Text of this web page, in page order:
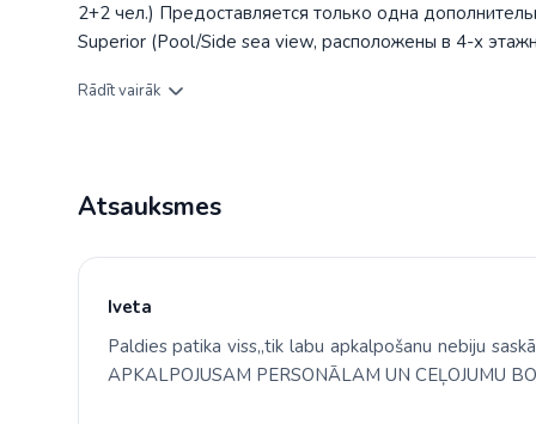
2+2 чел.) Предоставляется только одна
Superior (Pool/Side sea view, расположены в 4-х
раскладная кровать!
Развлечения и спорт
бочче: бесплатно
водное поло (в море): бесплатно
освещение теннисного корта: платно
бильярд (для гостей старше 16 лет): бесплатно
Rādīt vairāk
Atsauksmes
Iveta
Paldies patika viss,,tik labu apkalpošanu nebiju
APKALPOJUSAM PERSONĀLAM UN CEĻOJUMU